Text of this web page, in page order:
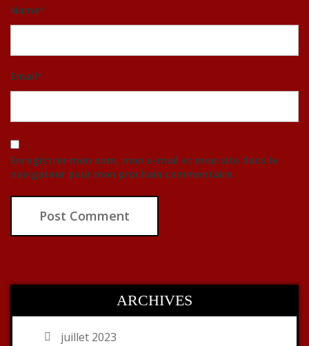
Name*
Email*
Enregistrer mon nom, mon e-mail et mon site dans le
navigateur pour mon prochain commentaire.
ARCHIVES
juillet 2023